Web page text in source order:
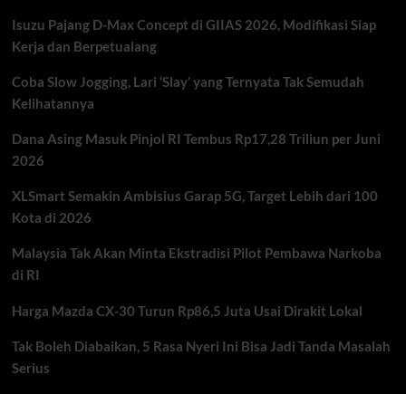
AS?
Ini
Penentunya
Isuzu Pajang D-Max Concept di GIIAS 2026, Modifikasi Siap
Kerja dan Berpetualang
Coba Slow Jogging, Lari ‘Slay’ yang Ternyata Tak Semudah
Kelihatannya
Dana Asing Masuk Pinjol RI Tembus Rp17,28 Triliun per Juni
2026
XLSmart Semakin Ambisius Garap 5G, Target Lebih dari 100
Kota di 2026
Malaysia Tak Akan Minta Ekstradisi Pilot Pembawa Narkoba
di RI
Harga Mazda CX-30 Turun Rp86,5 Juta Usai Dirakit Lokal
Tak Boleh Diabaikan, 5 Rasa Nyeri Ini Bisa Jadi Tanda Masalah
Serius